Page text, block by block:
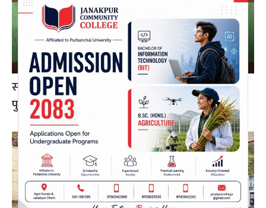
सर्वोच्चमा कांग्रेस विशेष महाधिवेशनसम्बन्धी
पुनरावलोकन निवेदन अध्ययन हुँदै